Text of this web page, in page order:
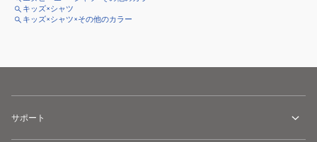
キッズ×シャツ
キッズ×シャツ×その他のカラー
サポート